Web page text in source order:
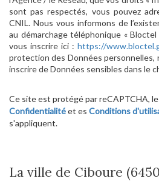
sont pas respectés, vous pouvez
CNIL. Nous vous informons de
au démarchage téléphonique «
vous inscrire ici :https://
protection des Données personnelles,
inscrire de Données sensibles dans le
Ce site est protégé par reCAPTCHA,
Confidentialitéet es Conditions
s'appliquent.
La ville de Ciboure